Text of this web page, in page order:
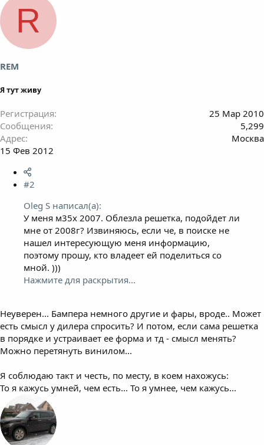
R
REM
Я тут живу
Регистрация
25 Мар 2010
Сообщения
5,299
Адрес
Москва
15 Фев 2012
#2
Oleg S написал(а):
У меня м35х 2007. Облезла решетка, подойдет ли
мне от 2008г? Извиняюсь, если че, в поиске не
нашел интересующую меня информацию,
поэтому прошу, кто владеет ей поделиться со
мной. )))
Нажмите для раскрытия...
Неуверен... Бампера немного другие и фары, вроде.. Может
есть смысл у дилера спросить? И потом, если сама решетка
в порядке и устраивает ее форма и тд - смысл менять?
Можно перетянуть винилом...
Я соблюдаю такт и честь, по месту, в коем нахожусь:
То я кажусь умней, чем есть... То я умнее, чем кажусь...